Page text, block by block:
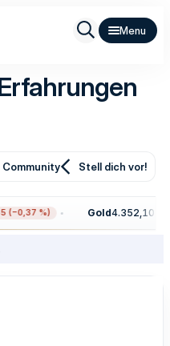
Stell dich vor!
%) Gold4.352,10